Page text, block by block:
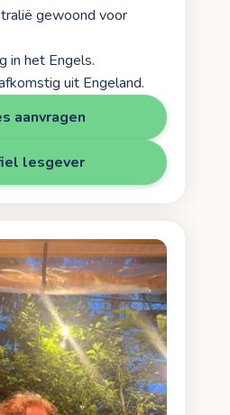
gewoond voor
in het Engels.
uit Engeland.
aanvragen
lesgever